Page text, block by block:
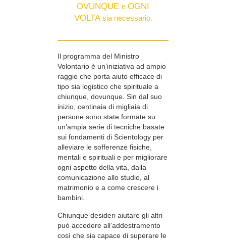
OVUNQUE e OGNI
VOLTAsia necessario.
Il programma del Ministro
Volontario è un’iniziativa ad ampio
raggio che porta aiuto efficace di
tipo sia logistico che spirituale a
chiunque, dovunque. Sin dal suo
inizio, centinaia di migliaia di
persone sono state formate su
un’ampia serie di tecniche basate
sui fondamenti di Scientology per
alleviare le sofferenze fisiche,
mentali e spirituali e per migliorare
ogni aspetto della vita, dalla
comunicazione allo studio, al
matrimonio e a come crescere i
bambini.
Chiunque desideri aiutare gli altri
può accedere all’addestramento
così che sia capace di superare le